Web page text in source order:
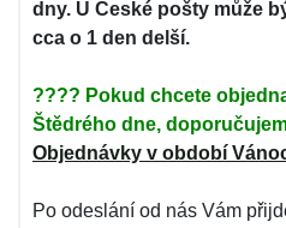
dny. U České pošty může
cca o 1 den delší.
???? Pokud chcete
Štědrého dne,
Objednávky v období
Po odeslání od nás Vám